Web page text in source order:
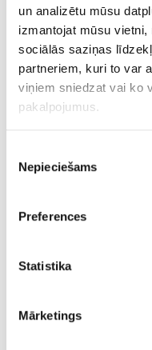
un analizētu mūsu
izmantojat mūsu
sociālās saziņas
partneriem, kuri to var
viņiem sniedzat vai ko
pakalpojumus.
izvēle
Nepieciešams
Preferences
Statistika
Mārketings
medaļas FIBA Pasaules
Kā vēstīts, pagājušajā
līgumu ar mazo
“Spurs” aizvadītajā
Kaimiņiem vēl